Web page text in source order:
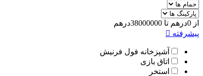
از 0درهم تا 38000000درهم
پیشرفته
آشپزخانه فول فرنیش
اتاق بازی
استخر